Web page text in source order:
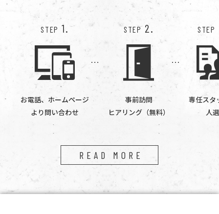
STEP 1.
お電話、ホームページ
より問い合わせ
STEP 2.
事前訪問
ヒアリング（無料）
STEP
専任スタ
人選
READ MORE